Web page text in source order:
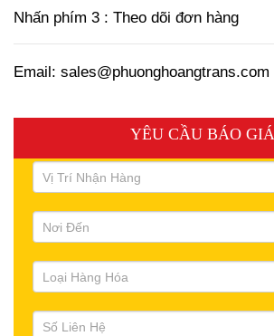
Nhấn phím 3 : Theo dõi đơn hàng
Email: sales@phuonghoangtrans.com
YÊU CẦU BÁO GIÁ